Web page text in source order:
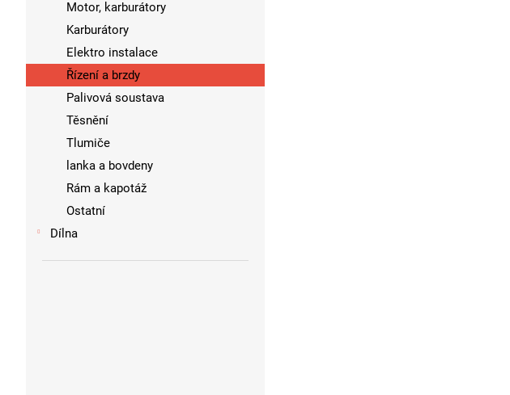
Motor, karburátory
Karburátory
Elektro instalace
Řízení a brzdy
Palivová soustava
Těsnění
Tlumiče
lanka a bovdeny
Rám a kapotáž
Ostatní
Dílna